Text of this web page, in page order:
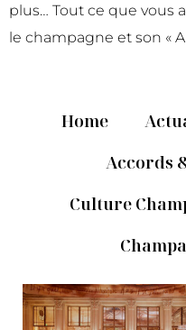
plus… Tout ce que vous
le champagne et son «
Home
Accords
Culture